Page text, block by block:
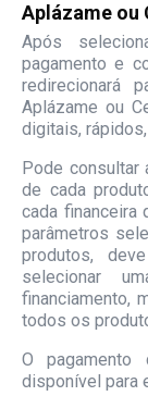
Aplázame ou
Após
pagamento e
redirecionará
Aplázame ou
digitais,
Pode consultar
de cada
cada financeira
parâmetros
produtos,
selecionar
financiamento,
todos os
O pagamento
disponível para